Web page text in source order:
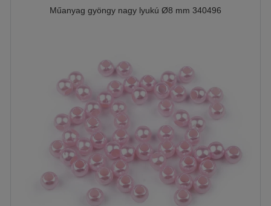
Műanyag gyöngy nagy lyukú Ø8 mm 340496